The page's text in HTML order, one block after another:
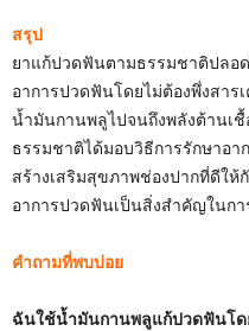
สรุป
ยาแก้ปวดฟันตามธรรมชาติปลอ
อาการปวดฟันโดยไม่ต้องพึ่งสา
น้ำมันกานพลูไปจนถึงพลังต้านเชื้
ธรรมชาติได้มอบวิธีการรักษาอา
สร้างเสริมสุขภาพช่องปากที่ดีให้
อาการปวดฟันเป็นสิ่งสำคัญในก
คำถามที่พบบ่อย
ฉันใช้น้ำมันกานพลูแก้ปวดฟันโด